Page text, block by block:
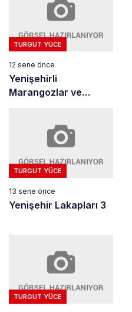
TURGUT YÜCE
12 sene önce
Yenişehirli
Marangozlar ve
TURGUT YÜCE
13 sene önce
Yenişehir Lakapları 3
TURGUT YÜCE